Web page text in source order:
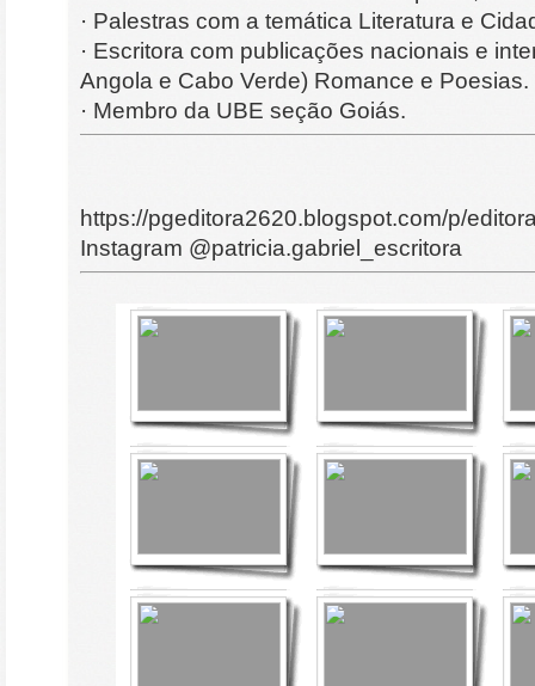
· Palestras com a temática Literatura e
· Escritora com publicações nacionais e
Angola e Cabo Verde) Romance e Poesias.
· Membro da UBE seção Goiás.
https://pgeditora2620.blogspot.com/p/
Instagram @patricia.gabriel_escritora